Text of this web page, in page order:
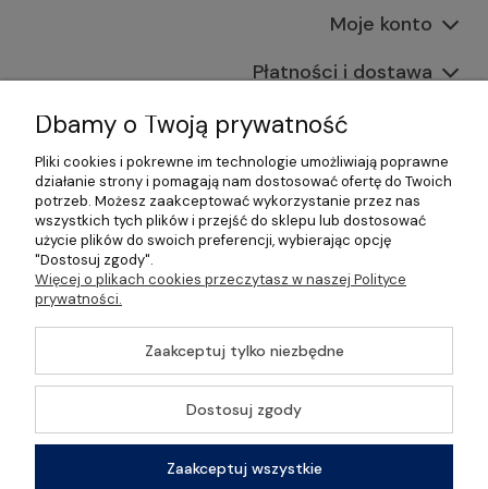
Moje konto
Płatności i dostawa
Informacje
O nas
©2026 Wszelkie Prawa Zastrzeżone | Gastrosklep |
Wyposażenie gastronomii, restauracji oraz barów
Szablon Master byEcommercy
Pokaż pełną wersję strony
Sklep internetowy Shoper Premium
Dbamy o Twoją prywatność
Pliki cookies i pokrewne im technologie umożliwiają poprawne
działanie strony i pomagają nam dostosować ofertę do Twoich
potrzeb. Możesz zaakceptować wykorzystanie przez nas
wszystkich tych plików i przejść do sklepu lub dostosować
użycie plików do swoich preferencji, wybierając opcję
"Dostosuj zgody".
Więcej o plikach cookies przeczytasz w naszej Polityce
prywatności.
Zaakceptuj tylko niezbędne
Dostosuj zgody
Zaakceptuj wszystkie